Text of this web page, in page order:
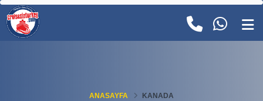
ANASAYFA KANADA